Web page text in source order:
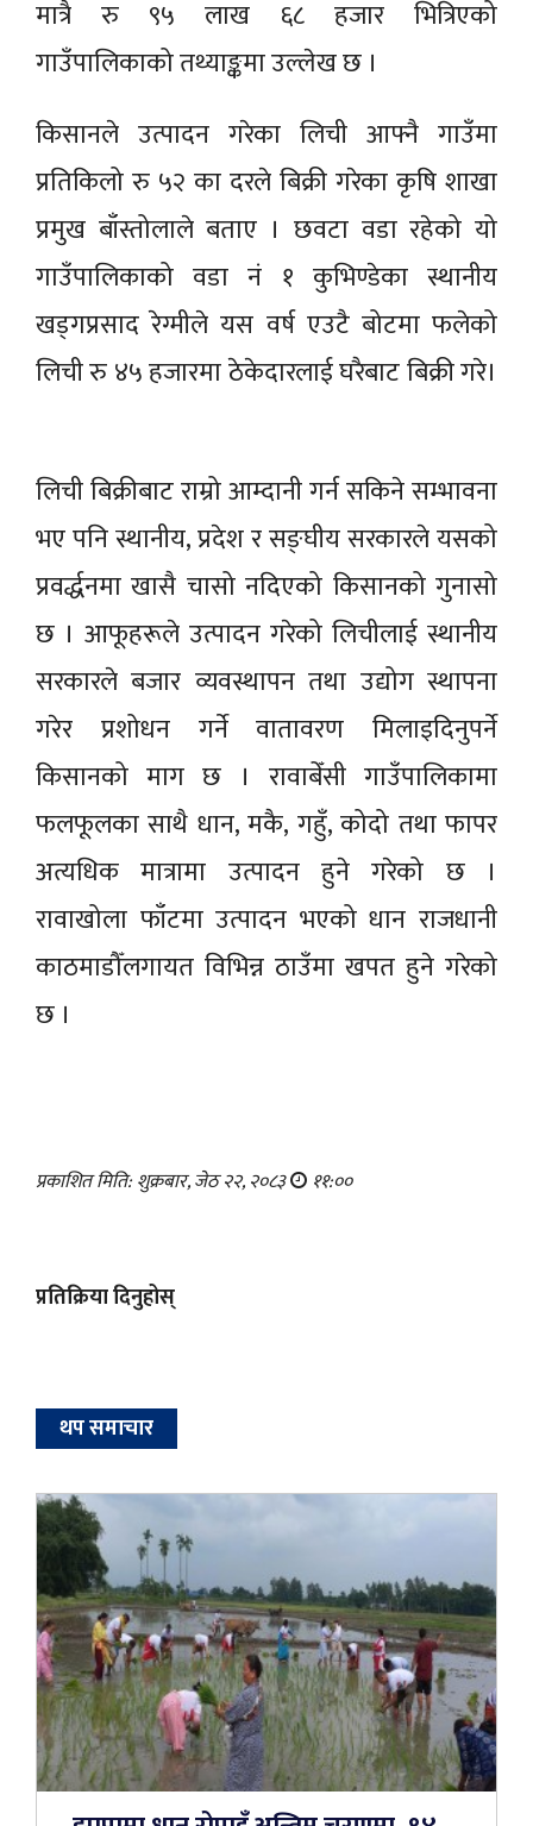
मात्रै रु ९५ लाख ६८ हजार भित्रिएको
गाउँपालिकाको तथ्याङ्कमा उल्लेख छ ।
किसानले उत्पादन गरेका लिची आफ्नै गाउँमा
प्रतिकिलो रु ५२ का दरले बिक्री गरेका कृषि शाखा
प्रमुख बाँस्तोलाले बताए । छवटा वडा रहेको यो
गाउँपालिकाको वडा नं १ कुभिण्डेका स्थानीय
खड्गप्रसाद रेग्मीले यस वर्ष एउटै बोटमा फलेको
लिची रु ४५ हजारमा ठेकेदारलाई घरैबाट बिक्री गरे।
लिची बिक्रीबाट राम्रो आम्दानी गर्न सकिने सम्भावना
भए पनि स्थानीय, प्रदेश र सङ्घीय सरकारले यसको
प्रवर्द्धनमा खासै चासो नदिएको किसानको गुनासो
छ । आफूहरूले उत्पादन गरेको लिचीलाई स्थानीय
सरकारले बजार व्यवस्थापन तथा उद्योग स्थापना
गरेर प्रशोधन गर्ने वातावरण मिलाइदिनुपर्ने
किसानको माग छ । रावाबेँसी गाउँपालिकामा
फलफूलका साथै धान, मकै, गहुँ, कोदो तथा फापर
अत्यधिक मात्रामा उत्पादन हुने गरेको छ ।
रावाखोला फाँटमा उत्पादन भएको धान राजधानी
काठमाडौँलगायत विभिन्न ठाउँमा खपत हुने गरेको
छ ।
प्रकाशित मिति: शुक्रबार, जेठ २२, २०८३ ११:००
प्रतिक्रिया दिनुहोस्
थप समाचार